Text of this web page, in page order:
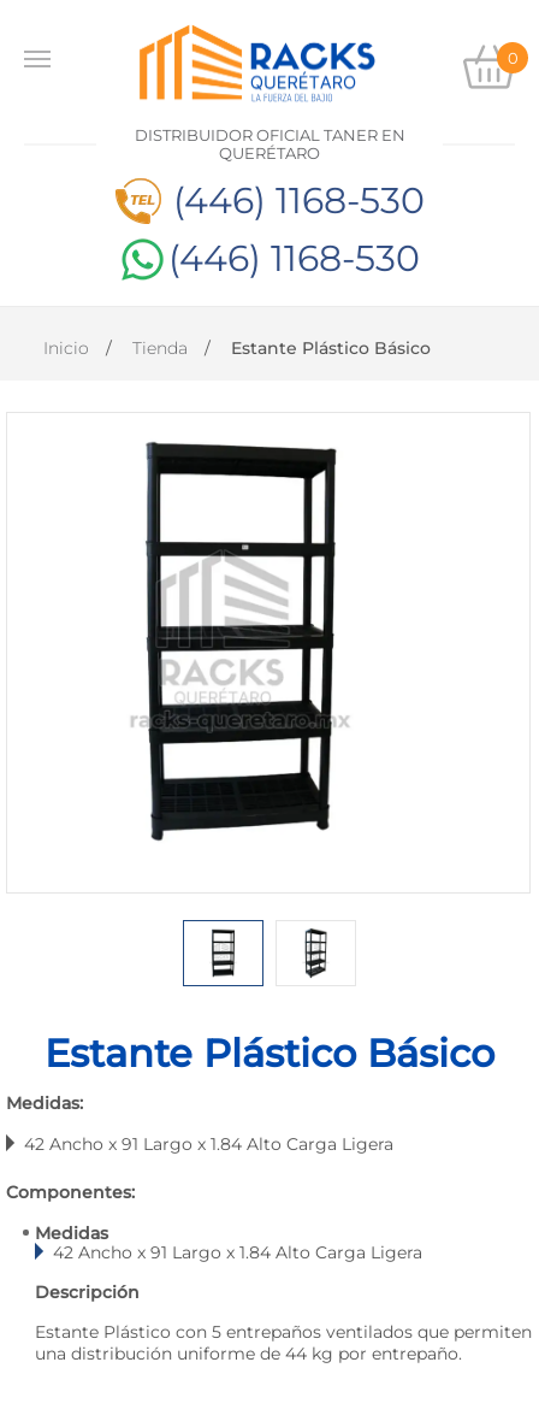
0
DISTRIBUIDOR OFICIAL TANER EN
QUERÉTARO
(446) 1168-530
(446) 1168-530
CONTACTO
TANER EN
QUERÉTARO
(446)
1168-
530
(446)
1168-
530
Inicio Tienda Estante Plástico Básico
Estante Plástico Básico
Medidas:
42 Ancho x 91 Largo x 1.84 Alto Carga Ligera
Componentes:
Medidas
42 Ancho x 91 Largo x 1.84 Alto Carga Ligera
Descripción
Estante Plástico con 5 entrepaños ventilados que permiten
una distribución uniforme de 44 kg por entrepaño.